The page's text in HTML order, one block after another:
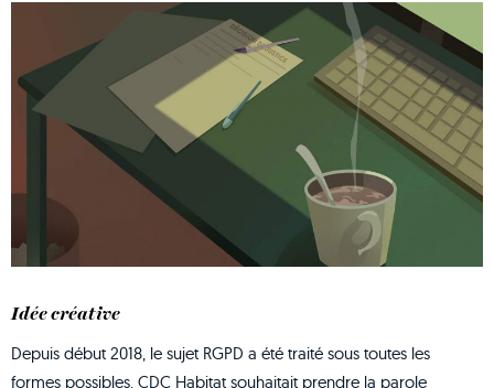
Idée créative
Depuis début 2018, le sujet RGPD a été traité sous toutes les
formes possibles. CDC Habitat souhaitait prendre la parole